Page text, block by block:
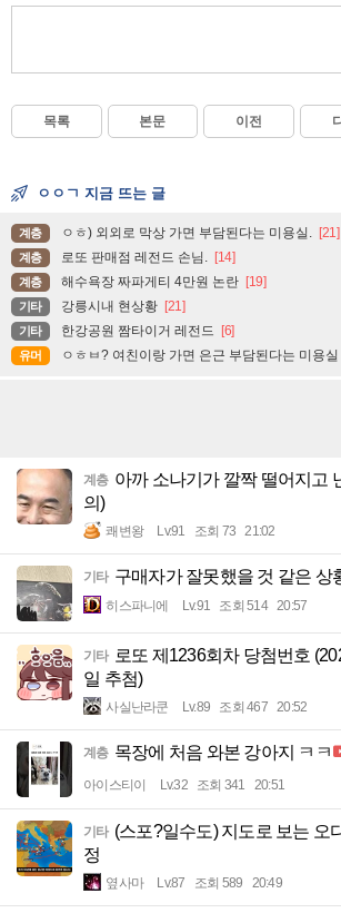
목록 본문 이전
ㅇㅇㄱ 지금 뜨는 글
계층 ㅇㅎ) 외외로 막상 가면 부담된다는 미용실. [21]
계층 로또 판매점 레전드 손님. [14]
계층 해수욕장 짜파게티 4만원 논란 [19]
기타 강릉시내 현상황 [21]
기타 한강공원 짬타이거 레전드 [6]
유머 ㅇㅎㅂ? 여친이랑 가면 은근 부담된다는 미용실
계층 아까 소나기가 깔짝 떨어지고
의)
쾌변왕 Lv.91 조회 73 21:02
기타 구매자가 잘못했을 것 같은 상
히스파니에 Lv.91 조회 514 20:57
기타 로또 제1236회차 당첨번호
일 추첨)
사실난라쿤 Lv.89 조회 467 20:52
계층 목장에 처음 와본 강아지 ㅋㅋ
아이스티이 Lv.32 조회 341 20:51
기타 (스포?일수도) 지도로 보는 오
정
옆사마 Lv.87 조회 589 20:49